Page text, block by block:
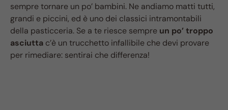
sempre tornare un po’ bambini. Ne andiamo matti tutti,
grandi e piccini, ed è uno dei classici intramontabili
della pasticceria. Se a te riesce sempre un po’ troppo
asciutta c’è un trucchetto infallibile che devi provare
per rimediare: sentirai che differenza!